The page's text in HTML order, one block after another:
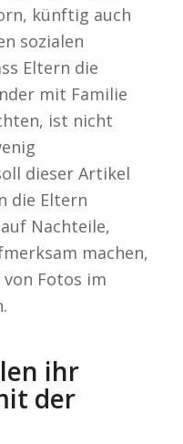
künftig auch
sozialen
Eltern die
mit Familie
ist nicht
dieser Artikel
die Eltern
Nachteile,
machen,
Fotos im
ihr
der